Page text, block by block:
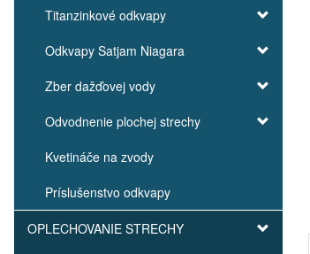
Titanzinkové odkvapy
Odkvapy Satjam Niagara
Zber dažďovej vody
Odvodnenie plochej strechy
Kvetináče na zvody
Príslušenstvo odkvapy
OPLECHOVANIE STRECHY